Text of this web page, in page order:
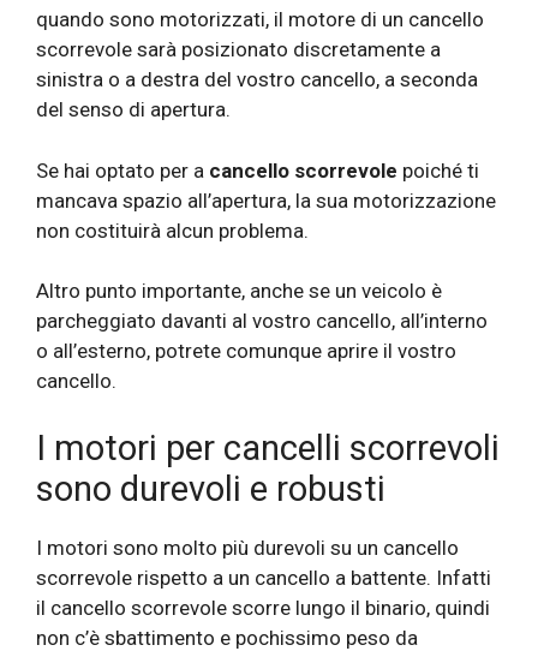
quando sono motorizzati, il motore di un cancello
scorrevole sarà posizionato discretamente a
sinistra o a destra del vostro cancello, a seconda
del senso di apertura.
Se hai optato per a cancello scorrevole poiché ti
mancava spazio all’apertura, la sua motorizzazione
non costituirà alcun problema.
Altro punto importante, anche se un veicolo è
parcheggiato davanti al vostro cancello, all’interno
o all’esterno, potrete comunque aprire il vostro
cancello.
I motori per cancelli scorrevoli
sono durevoli e robusti
I motori sono molto più durevoli su un cancello
scorrevole rispetto a un cancello a battente. Infatti
il ​​cancello scorrevole scorre lungo il binario, quindi
non c’è sbattimento e pochissimo peso da